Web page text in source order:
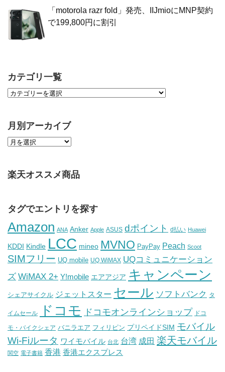
「motorola razr fold」発売、IIJmioにMNP契約
で199,800円に割引
カテゴリ一覧
月別アーカイブ
楽天オススメ商品
タグでエントリを探す
Amazon ANA Anker Apple ASUS dポイント d払い Huawei
KDDI Kindle LCC mineo MVNO PayPay Peach Scoot
SIMフリー UQ mobile UQ WiMAX UQコミュニケーション
ズ WiMAX 2+ Y!mobile エアアジア キャンペーン
シェアサイクル ジェットスター セール ソフトバンク タ
イムセール ドコモ ドコモオンラインショップ ドコ
モ・バイクシェア バニラエア フィリピン プリペイドSIM モバイル
Wi-Fiルータ ワイモバイル 台北 台湾 成田 楽天モバイル
関空 電子書籍 香港 香港エクスプレス